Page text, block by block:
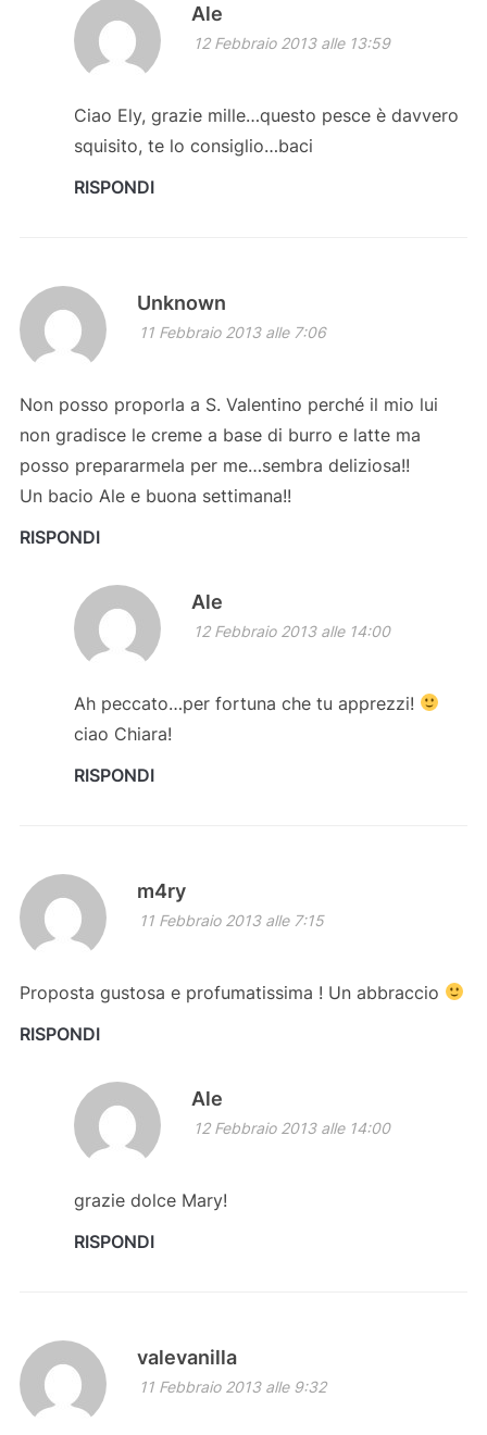
Ale
12 Febbraio 2013 alle 13:59
Ciao Ely, grazie mille…questo pesce è davvero
squisito, te lo consiglio…baci
RISPONDI
Unknown
11 Febbraio 2013 alle 7:06
Non posso proporla a S. Valentino perché il mio lui
non gradisce le creme a base di burro e latte ma
posso prepararmela per me…sembra deliziosa!!
Un bacio Ale e buona settimana!!
RISPONDI
Ale
12 Febbraio 2013 alle 14:00
Ah peccato…per fortuna che tu apprezzi!
ciao Chiara!
RISPONDI
m4ry
11 Febbraio 2013 alle 7:15
Proposta gustosa e profumatissima ! Un abbraccio
RISPONDI
Ale
12 Febbraio 2013 alle 14:00
grazie dolce Mary!
RISPONDI
valevanilla
11 Febbraio 2013 alle 9:32